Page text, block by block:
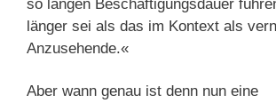
so langen Beschäftigungsdauer
länger sei als das im Kontext als
Anzusehende.«
Aber wann genau ist denn nun eine